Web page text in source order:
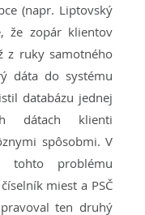
(napr. Liptovský
že zopár klientov
z ruky samotného
dáta do systému
databázu jednej
dátach klienti
spôsobmi. V
problému
miest a PSČ
ten druhý